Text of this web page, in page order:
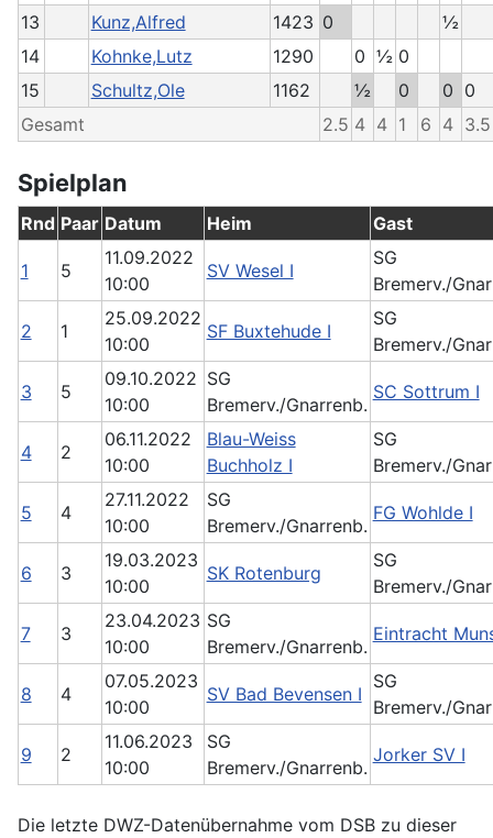
13
Kunz,Alfred 1423 0
½
14
Kohnke,Lutz 1290 0 ½ 0
15
Schultz,Ole 1162 ½ 0 0 0
Gesamt
2.5 4 4 1 6 4 3.5
Spielplan
Rnd Paar Datum Heim Gast
1 5
11.09.2022
10:00
SV Wesel I
SG
Bremerv./
2 1
25.09.2022
10:00
SF Buxtehude I
SG
Bremerv./
3 5
09.10.2022
10:00
SG
Bremerv./Gnarrenb.
SC Sottrum I
4 2
06.11.2022
10:00
Blau-Weiss
Buchholz I
SG
Bremerv./
5 4
27.11.2022
10:00
SG
Bremerv./Gnarrenb.
FG Wohlde I
6 3
19.03.2023
10:00
SK Rotenburg
SG
Bremerv./
7 3
23.04.2023
10:00
SG
Bremerv./Gnarrenb.
Eintracht
8 4
07.05.2023
10:00
SV Bad Bevensen I
SG
Bremerv./
9 2
11.06.2023
10:00
SG
Bremerv./Gnarrenb.
Jorker SV I
Die letzte DWZ-Datenübernahme vom DSB zu dieser